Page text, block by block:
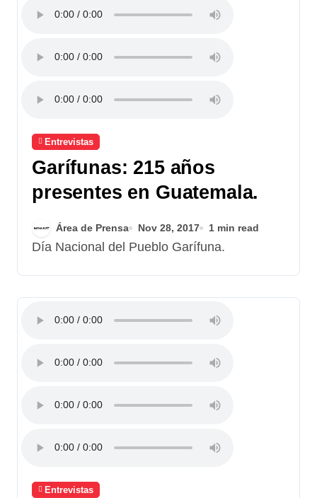
Entrevistas
Garífunas: 215 años
presentes en Guatemala.
Área de Prensa Nov 28, 2017 1 min read
Día Nacional del Pueblo Garífuna.
Entrevistas